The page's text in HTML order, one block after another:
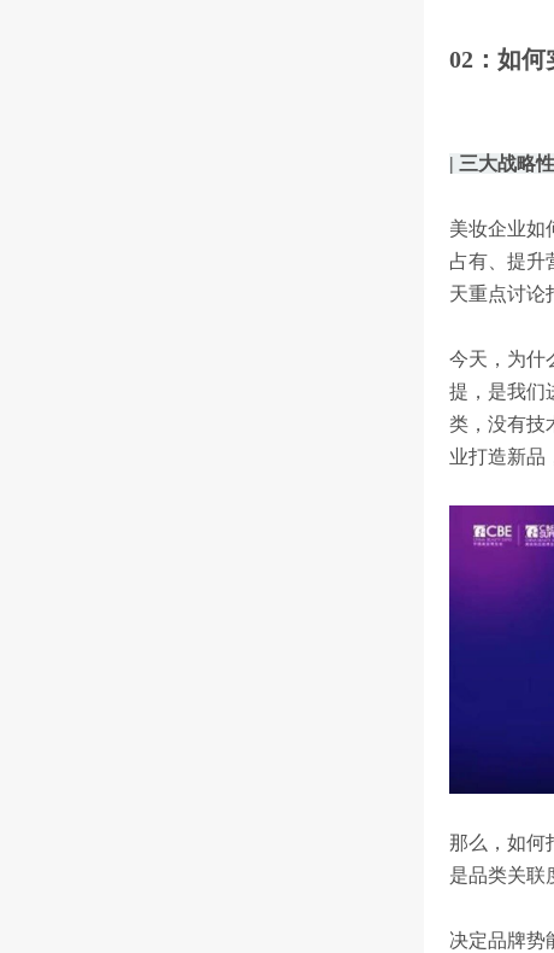
02：如
| 三大战略
美妆企业如
占有、提升
天重点讨论
今天，为什
提，是我们
类，没有技
业打造新品
那么，如何
是品类关联
决定品牌势